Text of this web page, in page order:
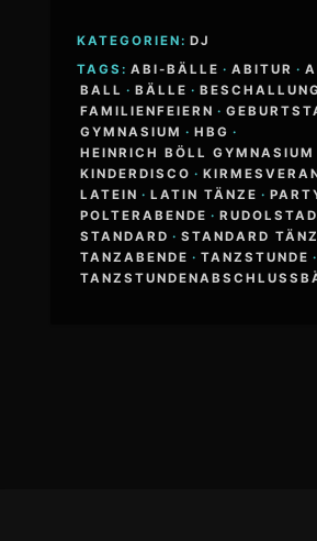
KATEGORIEN: DJ
TAGS: ABI-BÄLLE · ABITUR ·
BALL · BÄLLE ·
FAMILIENFEIERN ·
GYMNASIUM · HBG ·
HEINRICH BÖLL GYMNASIUM
KINDERDISCO ·
LATEIN · LATIN TÄNZE ·
POLTERABENDE ·
STANDARD · STANDARD
TANZABENDE · TANZSTUNDE ·